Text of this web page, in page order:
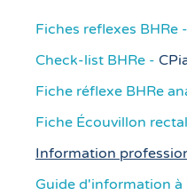
Fiches reflexes BHRe
Check-list BHRe -
Fiche réflexe BHRe
Fiche Écouvillon
Information
Guide d'information à